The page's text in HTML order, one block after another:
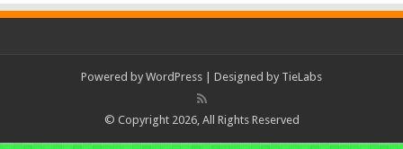
Powered by WordPress | Designed by TieLabs
© Copyright 2026, All Rights Reserved